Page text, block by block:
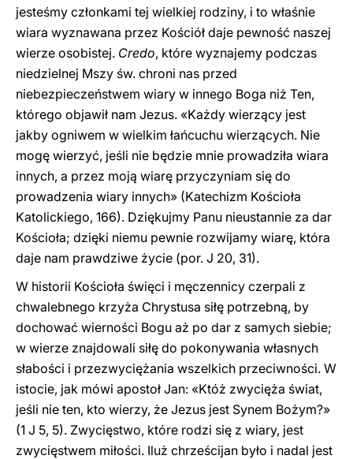
jesteśmy członkami tej wielkiej rodziny, i to właśnie
wiara wyznawana przez Kościół daje pewność naszej
wierze osobistej. Credo, które wyznajemy podczas
niedzielnej Mszy św. chroni nas przed
niebezpieczeństwem wiary w innego Boga niż Ten,
którego objawił nam Jezus. «Każdy wierzący jest
jakby ogniwem w wielkim łańcuchu wierzących. Nie
mogę wierzyć, jeśli nie będzie mnie prowadziła wiara
innych, a przez moją wiarę przyczyniam się do
prowadzenia wiary innych» (Katechizm Kościoła
Katolickiego, 166). Dziękujmy Panu nieustannie za dar
Kościoła; dzięki niemu pewnie rozwijamy wiarę, która
daje nam prawdziwe życie (por. J 20, 31).
W historii Kościoła święci i męczennicy czerpali z
chwalebnego krzyża Chrystusa siłę potrzebną, by
dochować wierności Bogu aż po dar z samych siebie;
w wierze znajdowali siłę do pokonywania własnych
słabości i przezwyciężania wszelkich przeciwności. W
istocie, jak mówi apostoł Jan: «Któż zwycięża świat,
jeśli nie ten, kto wierzy, że Jezus jest Synem Bożym?»
(1 J 5, 5). Zwycięstwo, które rodzi się z wiary, jest
zwycięstwem miłości. Iluż chrześcijan było i nadal jest